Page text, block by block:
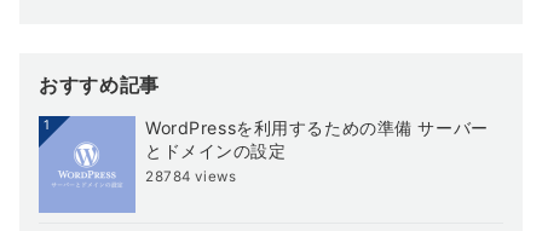
おすすめ記事
1
WordPressを利用するための準備 サーバー
とドメインの設定
28784 views